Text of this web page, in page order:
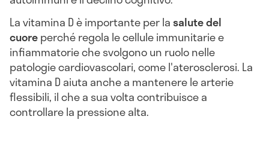
La vitamina D è importante per lasalute del
cuoreperché regola le cellule immunitarie e
infiammatorie che svolgono un ruolo nelle
patologie cardiovascolari, come l'aterosclerosi. La
vitamina D aiuta anche a mantenere le arterie
flessibili, il che a sua volta contribuisce a
controllare la pressione alta.